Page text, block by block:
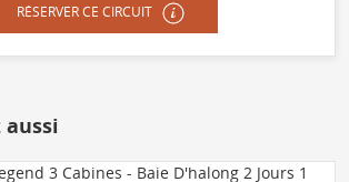
RÉSERVER CE CIRCUIT